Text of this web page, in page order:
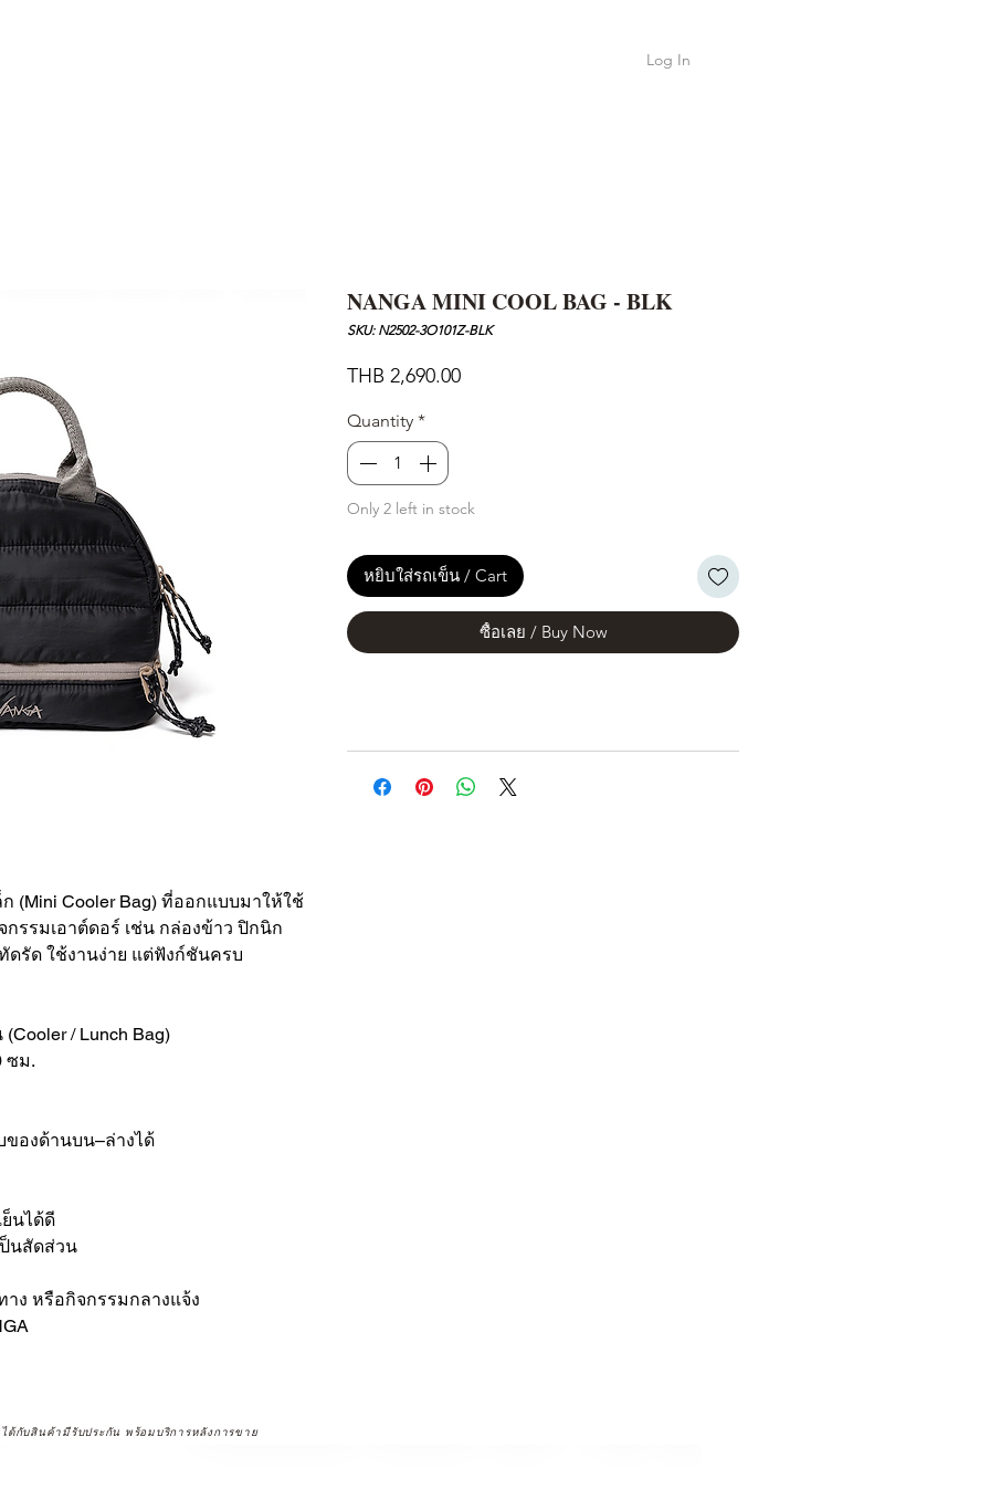
Log In
ก (Mini Cooler Bag) ที่ออกแบบมาให้ใช้
รรมเอาต์ดอร์ เช่น กล่องข้าว ปิกนิก
ดรัด ใช้งานง่าย แต่ฟังก์ชันครบ
(Cooler / Lunch Bag)
ซม.
ของด้านบน–ล่างได้
นได้ดี
ป็นสัดส่วน
ง หรือกิจกรรมกลางแจ้ง
NANGA MINI COOL BAG - BLK
SKU: N2502-3O101Z-BLK
THB 2,690.00Price
Quantity *
Only 2 left in stock
หยิบใส่รถเข็น / Cart
ซื้อเลย / Buy Now
ด้กับสินค้ามีรับประกัน พร้อมบริการหลังการขาย